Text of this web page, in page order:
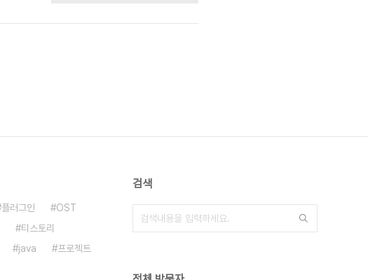
플러그인
OST
티스토리
java
프로젝트
검색